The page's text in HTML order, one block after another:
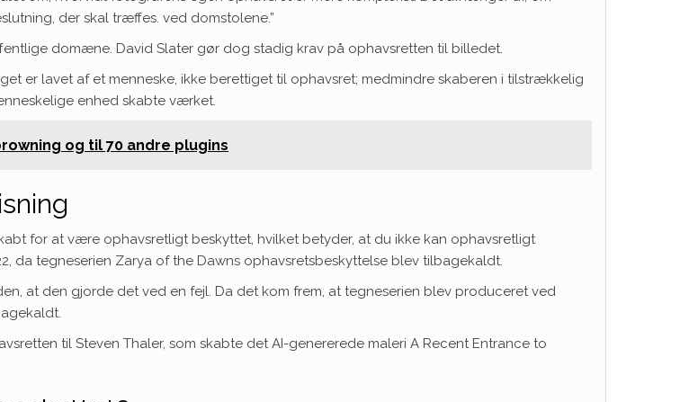
der skal træffes. ved domstolene.”
domæne. David Slater gør dog stadig krav på ophavsretten til billedet.
er lavet af et menneske, ikke berettiget til ophavsret; medmindre skaberen i tilstrækkelig
enhed skabte værket.
og til 70 andre plugins
for at være ophavsretligt beskyttet, hvilket betyder, at du ikke kan ophavsretligt
da tegneserien Zarya of the Dawns ophavsretsbeskyttelse blev tilbagekaldt.
at den gjorde det ved en fejl. Da det kom frem, at tegneserien blev produceret ved
til Steven Thaler, som skabte det AI-genererede maleri A Recent Entrance to